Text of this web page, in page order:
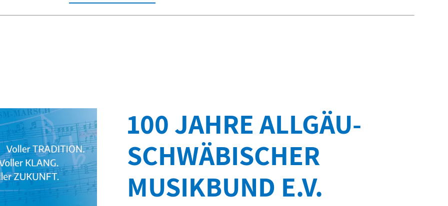
100 JAHRE ALLGÄU-
SCHWÄBISCHER
MUSIKBUND E.V.